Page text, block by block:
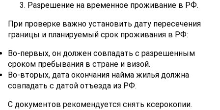
Разрешение на временное проживание в РФ.
При проверке важно установить дату пересечения
границы и планируемый срок проживания в РФ:
Во-первых, он должен совпадать с разрешенным
сроком пребывания в стране и визой.
Во-вторых, дата окончания найма жилья должна
совпадать с датой отъезда из РФ.
С документов рекомендуется снять ксерокопии.